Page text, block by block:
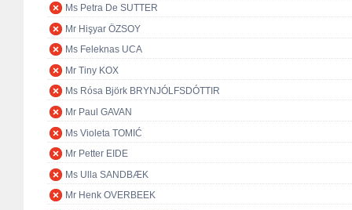
Ms Petra De SUTTER
Mr Hişyar ÖZSOY
Ms Feleknas UCA
Mr Tiny KOX
Ms Rósa Björk BRYNJÓLFSDÓTTIR
Mr Paul GAVAN
Ms Violeta TOMIĆ
Mr Petter EIDE
Ms Ulla SANDBÆK
Mr Henk OVERBEEK